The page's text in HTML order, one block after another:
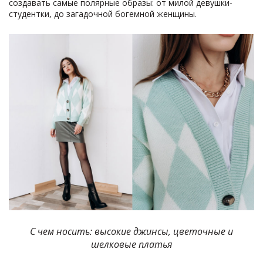
создавать самые полярные образы: от милой девушки-
студентки, до загадочной богемной женщины.
С чем носить: высокие джинсы, цветочные и
шелковые платья